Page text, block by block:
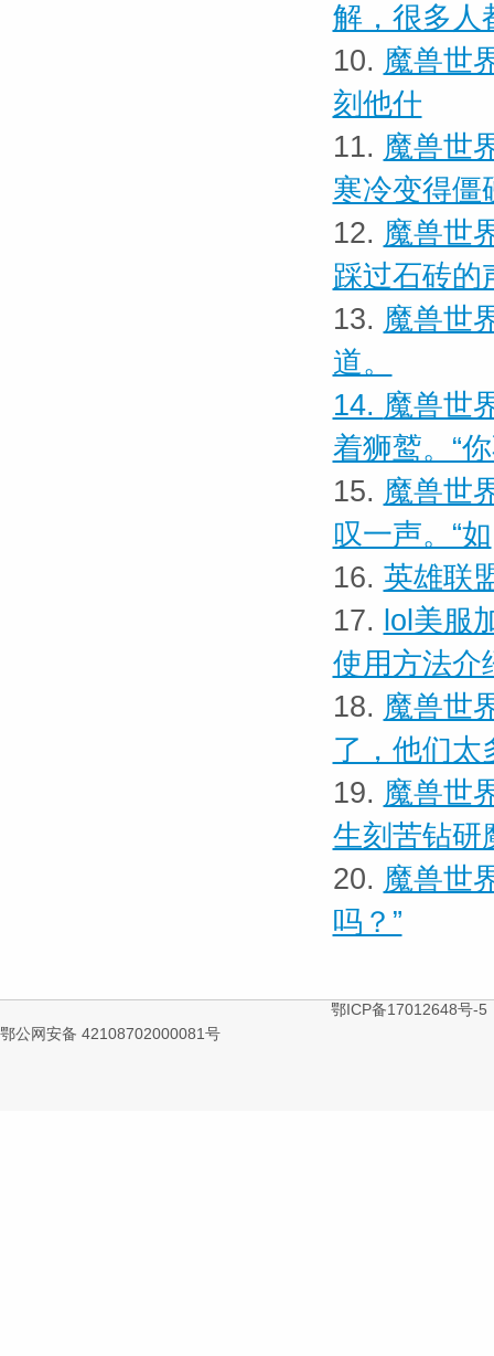
解，很多人
10. 魔兽世
刻他什
11. 魔兽世
寒冷变得僵
12. 魔兽世
踩过石砖的
13. 魔兽世
道。
14. 魔兽世
着狮鹫。“
15. 魔兽世
叹一声。“如
16. 英雄联
17. lol美服
使用方法介
18. 魔兽世
了，他们太
19. 魔兽世
生刻苦钻研
20. 魔兽世
吗？”
鄂公网安备 42108702000081号
鄂ICP备17012648号-5